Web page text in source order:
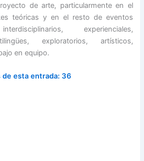
de arte, particularmente en el
teóricas y en el resto de eventos
experienciales,
exploratorios, artísticos,
en equipo.
esta entrada: 36